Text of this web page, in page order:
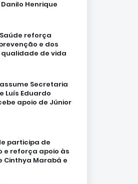
Henrique
reforça
e dos
de vida
Secretaria
Luís Eduardo
apoio de Júnior
participa de
e reforça apoio às
Marabá e